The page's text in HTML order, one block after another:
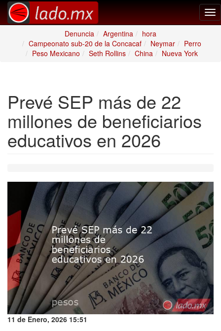
Denuncia
Argentina
hora
Campeonato sub-20 de la Concacaf
Neymar
Perro
Peso Mexicano
Seth Rollins China Nueva York
Prevé SEP más de 22
millones de beneficiarios
educativos en 2026
11 de Enero, 2026 15:51